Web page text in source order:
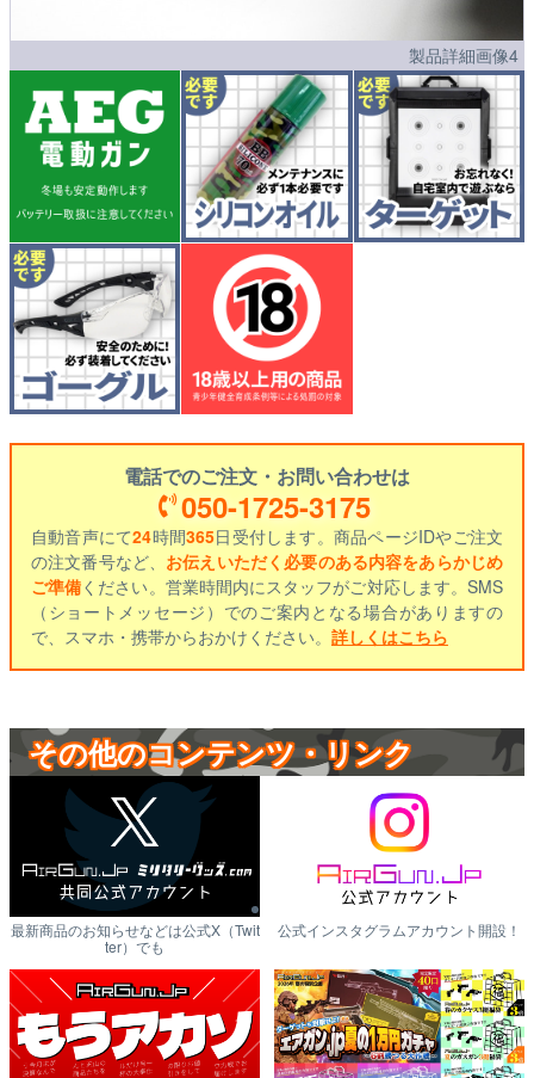
製品詳細画像4
電話でのご注文・お問い合わせは
050-1725-3175
自動音声にて24時間365日受付します。商品ページIDやご注文
の注文番号など、 お伝えいただく必要のある内容をあらかじめ
ご準備ください。営業時間内にスタッフがご対応します。SMS
（ショートメッセージ）でのご案内となる場合がありますの
で、スマホ・携帯からおかけください。 詳しくはこちら
その他のコンテンツ・リンク
最新商品のお知らせなどは公式X（Twit
ter）でも
公式インスタグラムアカウント開設！